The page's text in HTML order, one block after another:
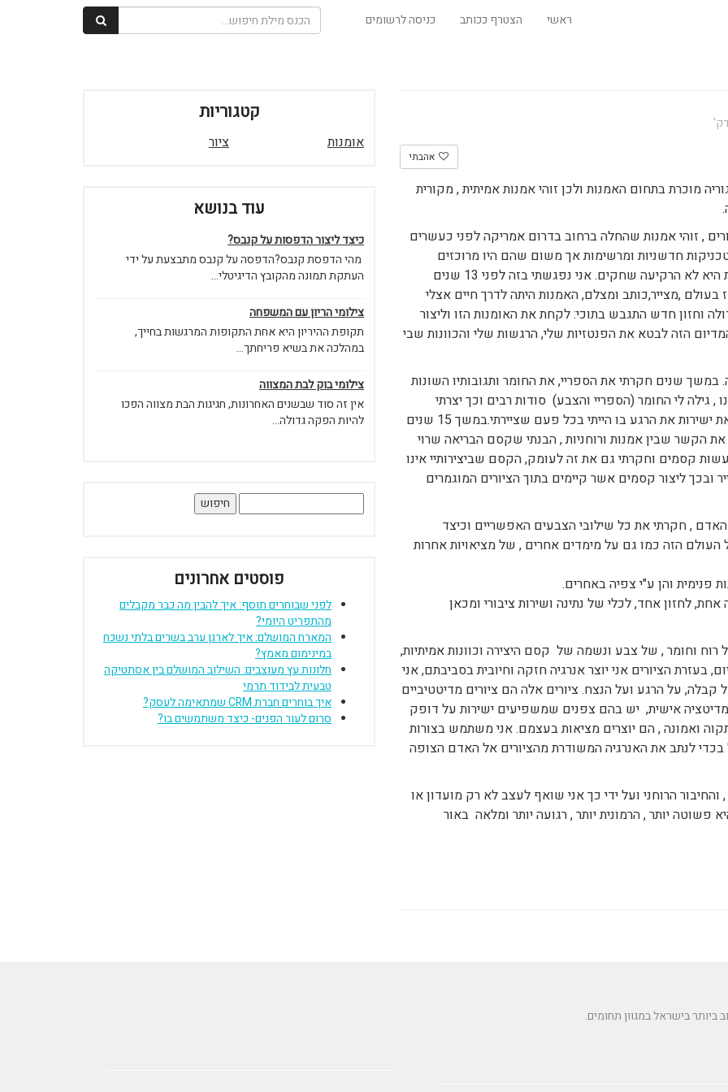
ראשי הצטרף ככותב כניסה לרשומים
אהבתי
מוכרת בתחום האמנות ולכן זוהי אמנות אמיתית , מקורית
, זוהי אמנות שהחלה ברחוב בדרום אמריקה לפני כעשרים
חדשניות ומרשימות אך משום שהם היו מרוכזים
בעשיית כסף מהתיירים ולא בעשיית אמנות , שנים רבות היא לא הרקיעה שחקים. אני נפגשתי בזה לפני 13 שנים
,מצייר,כותב ומצלם, האמנות היתה לדרך חיים אצלי
וחזון חדש התגבש בתוכי: לקחת את האומנות הזו וליצור
הזה לבטא את הפנטזיות שלי, הרגשות שלי והכוונות שבי
שנים חקרתי את הספריי, את החומר ותגובותיו השונות
גילה לי החומר (הספריי והצבע) סודות רבים וכך יצרתי
טכניקות חדשות שאכן יצרו אמנות מקורית , אשר מבטאת ישירות את הרגע בו הייתי בכל פעם שציירתי.במשך 15 שנים
את הקשר שבין אמנות ורוחניות , הבנתי שקסם הבריאה שרוי
קסמים וחקרתי גם את זה לעומק, הקסם שביצירותיי אינו
ובכך ליצור קסמים אשר קיימים בתוך הציורים המוגמרים
, חקרתי את כל שילובי הצבעים האפשריים וכיצד
הזה כמו גם על מימדים אחרים , של מציאויות אחרות
פנימית והן ע"י צפיה באחרים.
לחזון אחד, לכלי של נתינה ושירות ציבורי ומכאן
וחומר , של צבע ונשמה של קסם היצירה וכוונות אמיתיות,
הציורים אני יוצר אנרגיה חזקה וחיובית בסביבתם, אני
על הרגע ועל הנצח. ציורים אלה הם ציורים מדיטטיביים
מדיטציה אישית, יש בהם צפנים שמשפיעים ישירות על דופק
ואמונה , הם יוצרים מציאות בעצמם. אני משתמש בצורות
לנתב את האנרגיה המשודרת מהציורים אל האדם הצופה
והחיבור הרוחני ועל ידי כך אני שואף לעצב לא רק מועדון או
יותר , הרמונית יותר , רגועה יותר ומלאה באור
קטגוריות
אומנות ציור
עוד בנושא
כיצד ליצור הדפסות על קנבס?
מהי הדפסת קנבס?הדפסה על קנבס מתבצעת על ידי
העתקת תמונה מהקובץ הדיגיטלי...
צילומי הריון עם המשפחה
תקופת ההיריון היא אחת התקופות המרגשות בחייך,
במהלכה את בשיא פריחתך...
צילומי בוק לבת המצווה
אין זה סוד שבשנים האחרונות, חגיגות הבת מצווה הפכו
להיות הפקה גדולה...
חיפוש:
פוסטים אחרונים
לפני שבוחרים תוסף: איך להבין מה כבר מקבלים
מהתפריט היומי?
המארח המושלם: איך לארגן ערב בשרים בלתי נשכח
במינימום מאמץ?
חלונות עץ מעוצבים: השילוב המושלם בין אסתטיקה
טבעית לבידוד תרמי
איך בוחרים חברת CRM שמתאימה לעסק?
סרום לעור הפנים- כיצד משתמשים בו?